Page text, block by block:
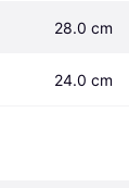
28.0 cm
24.0 cm